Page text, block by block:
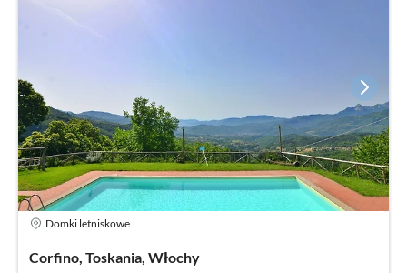
Domki letniskowe
Corfino, Toskania, Włochy